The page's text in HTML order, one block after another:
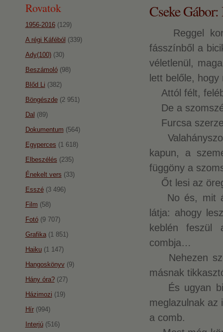
Cseke
Reggel
fásszínből a
véletlenül,
lett belőle,
Attól félt,
De a
Furcsa
kapun, a
függöny a
Őt lesi az
No és, mit
látja: ahogy
keblén feszül
combja…
Nehezen
másnak
És ugyan
meglazulnak
a comb.
Rovatok
1956-2016(129)
A régi Káféból (339)
Ady(100)(30)
Beszámoló(98)
Blőd Li (382)
Böngészde(2 951)
Dal (89)
Dokumentum (564)
Egyperces (1 618)
Elbeszélés (235)
Énekelt vers (33)
Esszé(3 496)
Film (58)
Fotó(9 707)
Grafika(1 851)
Haiku(1 147)
Hangoskönyv(9)
Hány óra?(27)
Házimozi (19)
Hír(994)
Interjú(516)